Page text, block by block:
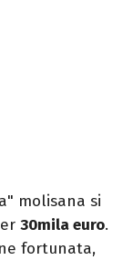
molisana si
30mila euro.
fortunata,